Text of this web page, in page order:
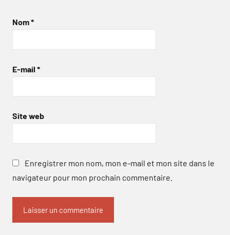
Nom*
E-mail *
Site web
Enregistrer mon nom, mon e-mail et mon site dans le
navigateur pour mon prochain commentaire.